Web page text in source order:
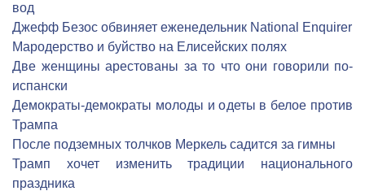
вод
Джефф Безос обвиняет еженедельник National Enquirer
Мародерство и буйство на Елисейских полях
Две женщины арестованы за то что они говорили по-
испански
Демократы-демократы молоды и одеты в белое против
Трампа
После подземных толчков Меркель садится за гимны
Трамп хочет изменить традиции национального
праздника